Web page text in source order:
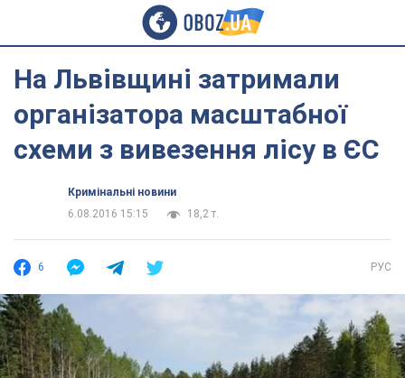
На Львівщині затримали
організатора масштабної
схеми з вивезення лісу в ЄС
Кримінальні новини
6.08.2016 15:15
18,2 т.
6 РУС